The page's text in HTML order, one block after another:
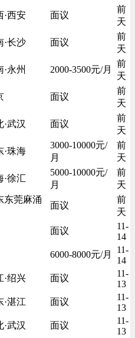
·西安 面议
前
天
·长沙 面议
前
天
·永州 2000-3500元/月
前
天
面议
前
天
·武汉 面议
前
天
·珠海
3000-10000元/
月
前
天
·徐汇
5000-10000元/
月
前
天
东莞麻涌
面议
前
天
面议
11-
14
6000-8000元/月
11-
14
·绍兴
面议
11-
13
·湛江
面议
11-
13
·武汉
面议
11-
13